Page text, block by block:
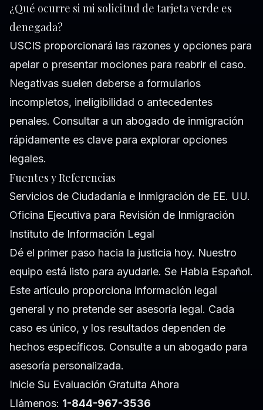
¿Qué ocurre si mi solicitud de tarjeta verde es
denegada?
USCIS proporcionará las razones y opciones para
apelar o presentar mociones para reabrir el caso.
Negativas suelen deberse a formularios
incompletos, ineligibilidad o antecedentes
penales. Consultar a un abogado de inmigración
rápidamente es clave para explorar opciones
legales.
Fuentes y Referencias
Servicios de Ciudadanía e Inmigración de EE. UU.
Oficina Ejecutiva para Revisión de Inmigración
Instituto de Información Legal
Dé el primer paso hacia la justicia hoy. Nuestro
equipo está listo para ayudarle. Se Habla Español.
Este artículo proporciona información legal
general y no pretende ser asesoría legal. Cada
caso es único, y los resultados dependen de
hechos específicos. Consulte a un abogado para
asesoría personalizada.
Inicie Su Evaluación Gratuita Ahora
Llámenos: 1-844-967-3536